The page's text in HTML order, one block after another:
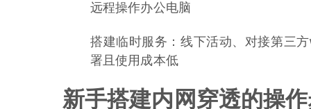
远程操作办公电脑
搭建临时服务：线下活动、对接第三
署且使用成本低
新手搭建内网穿透的操